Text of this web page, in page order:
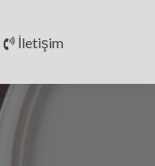
İletişim